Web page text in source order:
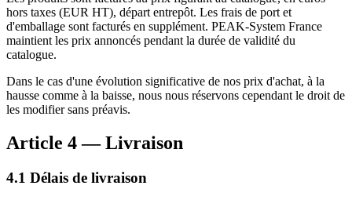
hors taxes (EUR HT), départ entrepôt. Les frais de port et
d'emballage sont facturés en supplément. PEAK-System France
maintient les prix annoncés pendant la durée de validité du
catalogue.
Dans le cas d'une évolution significative de nos prix d'achat, à la
hausse comme à la baisse, nous nous réservons cependant le droit de
les modifier sans préavis.
Article 4 — Livraison
4.1 Délais de livraison